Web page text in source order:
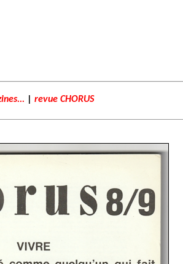
revue CHORUS